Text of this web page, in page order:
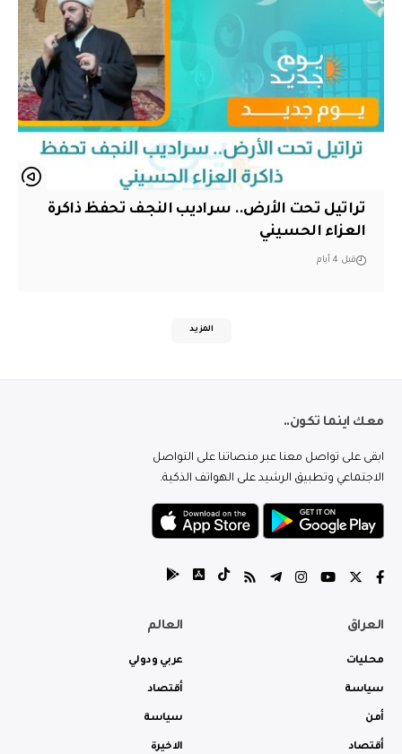
تراتيل تحت الأرض.. سراديب النجف تحفظ ذاكرة
العزاء الحسيني
قبل 4 أيام
المزيد
معك اينما تكون..
ابقى على تواصل معنا عبر منصاتنا على التواصل
الاجتماعي وتطبيق الرشيد على الهواتف الذكية.
العراق
محليات
سياسة
أمن
أقتصاد
العالم
عربي ودولي
أقتصاد
سياسة
الاخيرة